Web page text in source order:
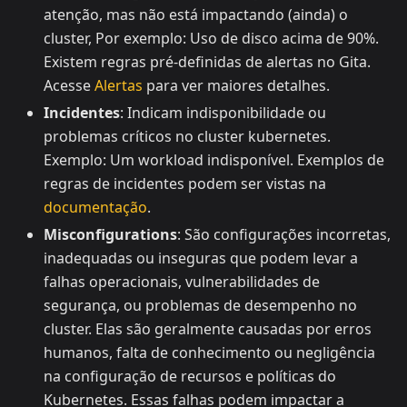
atenção, mas não está impactando (ainda) o
cluster, Por exemplo: Uso de disco acima de 90%.
Existem regras pré-definidas de alertas no Gita.
AcesseAlertas para ver maiores detalhes.
Incidentes: Indicam indisponibilidade ou
problemas críticos no cluster kubernetes.
Exemplo: Um workload indisponível. Exemplos de
regras de incidentes podem ser vistas na
documentação.
Misconfigurations: São configurações incorretas,
inadequadas ou inseguras que podem levar a
falhas operacionais, vulnerabilidades de
segurança, ou problemas de desempenho no
cluster. Elas são geralmente causadas por erros
humanos, falta de conhecimento ou negligência
na configuração de recursos e políticas do
Kubernetes. Essas falhas podem impactar a